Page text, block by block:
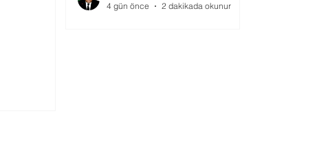
4 gün önce
2 dakikada okunur